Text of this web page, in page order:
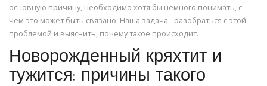
основную причину, необходимо хотя бы немного понимать, с
чем это может быть связано. Наша задача - разобраться с этой
проблемой и выяснить, почему такое происходит.
Новорожденный кряхтит и
тужится: причины такого